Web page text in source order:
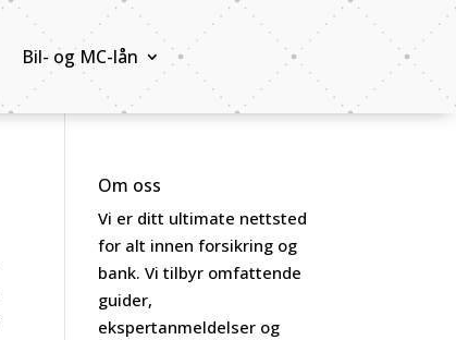
Bil- og MC-lån
Om oss
Vi er ditt ultimate nettsted
for alt innen forsikring og
bank. Vi tilbyr omfattende
guider,
ekspertanmeldelser og